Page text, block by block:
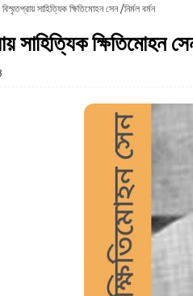
বিস্মৃতপ্রায় সাহিত্যিক ক্ষিতিমোহন সেন /নির্মল বর্মন
সাহিত্যিক ক্ষিতিমোহন